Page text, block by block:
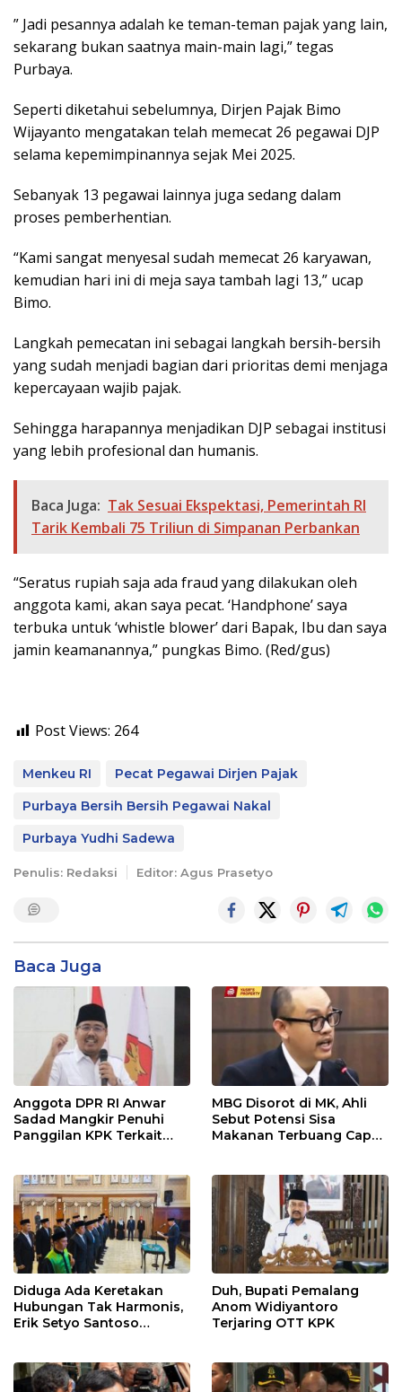
” Jadi pesannya adalah ke teman-teman pajak yang lain,
sekarang bukan saatnya main-main lagi,” tegas
Purbaya.
Seperti diketahui sebelumnya, Dirjen Pajak Bimo
Wijayanto mengatakan telah memecat 26 pegawai DJP
selama kepemimpinannya sejak Mei 2025.
Sebanyak 13 pegawai lainnya juga sedang dalam
proses pemberhentian.
“Kami sangat menyesal sudah memecat 26 karyawan,
kemudian hari ini di meja saya tambah lagi 13,” ucap
Bimo.
Langkah pemecatan ini sebagai langkah bersih-bersih
yang sudah menjadi bagian dari prioritas demi menjaga
kepercayaan wajib pajak.
Sehingga harapannya menjadikan DJP sebagai institusi
yang lebih profesional dan humanis.
Baca Juga: Tak Sesuai Ekspektasi, Pemerintah RI
Tarik Kembali 75 Triliun di Simpanan Perbankan
“Seratus rupiah saja ada fraud yang dilakukan oleh
anggota kami, akan saya pecat. ‘Handphone’ saya
terbuka untuk ‘whistle blower’ dari Bapak, Ibu dan saya
jamin keamanannya,” pungkas Bimo. (Red/gus)
Post Views: 264
Menkeu RI
Pecat Pegawai Dirjen Pajak
Purbaya Bersih Bersih Pegawai Nakal
Purbaya Yudhi Sadewa
Penulis: Redaksi Editor: Agus Prasetyo
Baca Juga
Anggota DPR RI Anwar
Sadad Mangkir Penuhi
Panggilan KPK Terkait
MBG Disorot di MK, Ahli
Sebut Potensi Sisa
Makanan Terbuang Capai
Diduga Ada Keretakan
Hubungan Tak Harmonis,
Erik Setyo Santoso
Duh, Bupati Pemalang
Anom Widiyantoro
Terjaring OTT KPK